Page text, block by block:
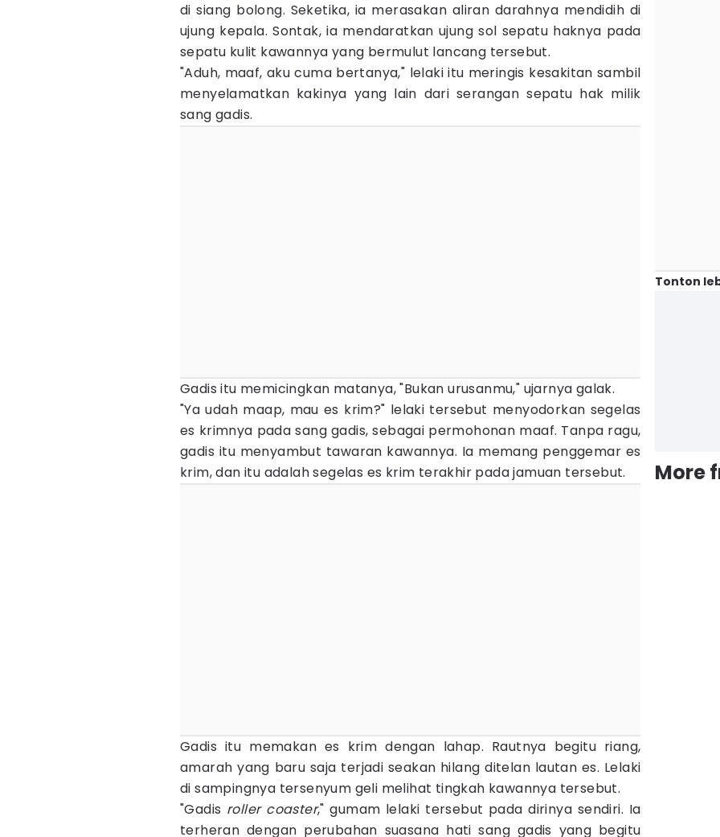
di siang bolong. Seketika, ia merasakan aliran darahnya mendidih di
ujung kepala. Sontak, ia mendaratkan ujung sol sepatu haknya pada
sepatu kulit kawannya yang bermulut lancang tersebut.
"Aduh, maaf, aku cuma bertanya," lelaki itu meringis kesakitan sambil
menyelamatkan kakinya yang lain dari serangan sepatu hak milik
sang gadis.
Gadis itu memicingkan matanya, "Bukan urusanmu," ujarnya galak.
"Ya udah maap, mau es krim?" lelaki tersebut menyodorkan segelas
es krimnya pada sang gadis, sebagai permohonan maaf. Tanpa ragu,
gadis itu menyambut tawaran kawannya. Ia memang penggemar es
krim, dan itu adalah segelas es krim terakhir pada jamuan tersebut.
Gadis itu memakan es krim dengan lahap. Rautnya begitu riang,
amarah yang baru saja terjadi seakan hilang ditelan lautan es. Lelaki
di sampingnya tersenyum geli melihat tingkah kawannya tersebut.
"Gadis roller coaster," gumam lelaki tersebut pada dirinya sendiri. Ia
terheran dengan perubahan suasana hati sang gadis yang begitu
Tonton
More